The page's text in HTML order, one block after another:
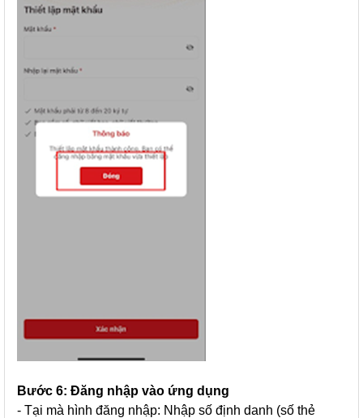
Bước 6: Đăng nhập vào ứng dụng
- Tại mà hình đăng nhập: Nhập số định danh (số thẻ